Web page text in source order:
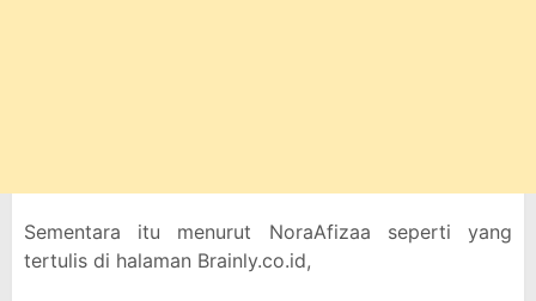
Sementara itu menurut NoraAfizaa seperti yang
tertulis di halaman Brainly.co.id,